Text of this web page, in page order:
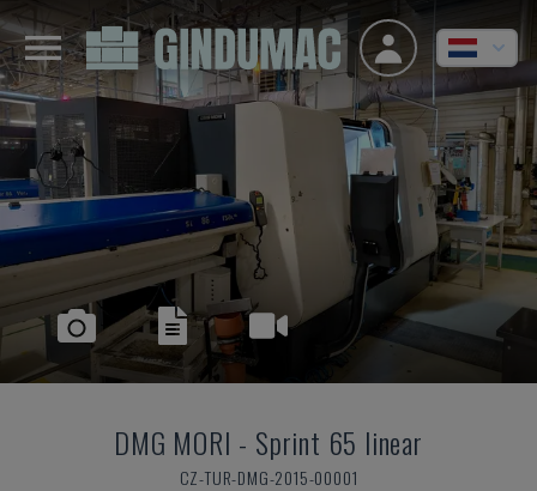
DMG MORI - Sprint 65 linear
CZ-TUR-DMG-2015-00001